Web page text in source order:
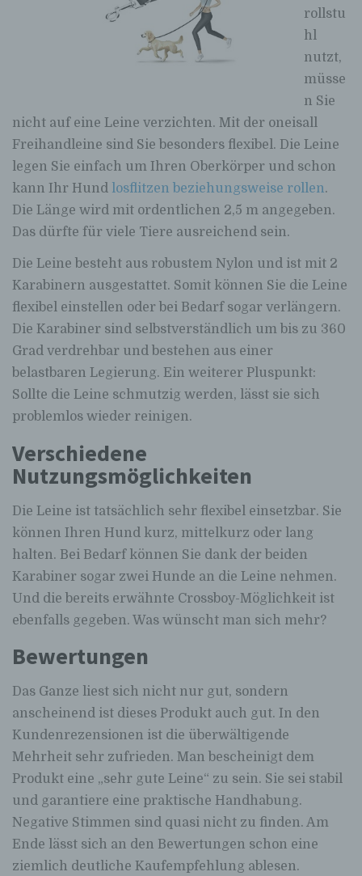
rollstu
hl
nutzt,
müsse
n Sie
nicht auf eine Leine verzichten. Mit der oneisall
Freihandleine sind Sie besonders flexibel. Die Leine
legen Sie einfach um Ihren Oberkörper und schon
kann Ihr Hund losflitzen beziehungsweise rollen.
Die Länge wird mit ordentlichen 2,5 m angegeben.
Das dürfte für viele Tiere ausreichend sein.
Die Leine besteht aus robustem Nylon und ist mit 2
Karabinern ausgestattet. Somit können Sie die Leine
flexibel einstellen oder bei Bedarf sogar verlängern.
Die Karabiner sind selbstverständlich um bis zu 360
Grad verdrehbar und bestehen aus einer
belastbaren Legierung. Ein weiterer Pluspunkt:
Sollte die Leine schmutzig werden, lässt sie sich
problemlos wieder reinigen.
Verschiedene
Nutzungsmöglichkeiten
Die Leine ist tatsächlich sehr flexibel einsetzbar. Sie
können Ihren Hund kurz, mittelkurz oder lang
halten. Bei Bedarf können Sie dank der beiden
Karabiner sogar zwei Hunde an die Leine nehmen.
Und die bereits erwähnte Crossboy-Möglichkeit ist
ebenfalls gegeben. Was wünscht man sich mehr?
Bewertungen
Das Ganze liest sich nicht nur gut, sondern
anscheinend ist dieses Produkt auch gut. In den
Kundenrezensionen ist die überwältigende
Mehrheit sehr zufrieden. Man bescheinigt dem
Produkt eine „sehr gute Leine“ zu sein. Sie sei stabil
und garantiere eine praktische Handhabung.
Negative Stimmen sind quasi nicht zu finden. Am
Ende lässt sich an den Bewertungen schon eine
ziemlich deutliche Kaufempfehlung ablesen.